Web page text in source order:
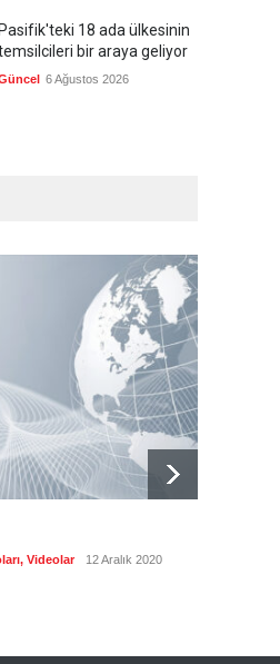
Pasifik'teki 18 ada ülkesinin
bir araya geliyor
6 Ağustos 2026
Japonya, nükleer silah
karşıtlığını teyid etmedi
6 Ağustos 2026
, Videolar 12 Aralık 2020